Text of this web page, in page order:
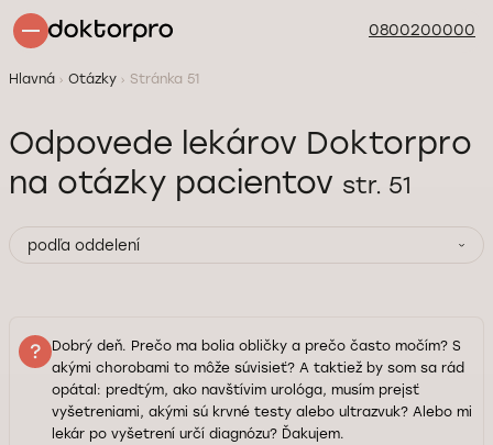
0800200000
Hlavná Otázky Stránka 51
Odpovede lekárov Doktorpro
na otázky pacientov str. 51
podľa oddelení
Dobrý deň. Prečo ma bolia obličky a prečo často močím? S
akými chorobami to môže súvisieť? A taktiež by som sa rád
opátal: predtým, ako navštívim urológa, musím prejsť
vyšetreniami, akými sú krvné testy alebo ultrazvuk? Alebo mi
lekár po vyšetrení určí diagnózu? Ďakujem.